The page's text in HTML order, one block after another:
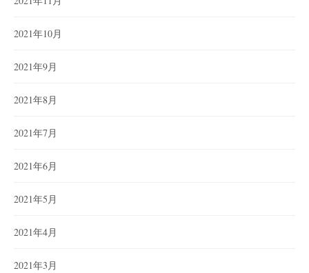
2021年10月
2021年9月
2021年8月
2021年7月
2021年6月
2021年5月
2021年4月
2021年3月